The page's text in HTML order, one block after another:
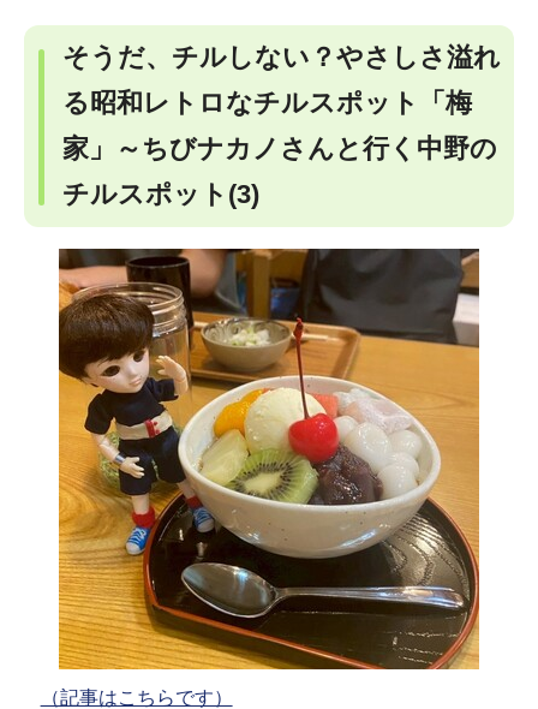
そうだ、チルしない？やさしさ溢れ
る昭和レトロなチルスポット「梅
家」～ちびナカノさんと行く中野の
チルスポット(3)
（記事はこちらです）